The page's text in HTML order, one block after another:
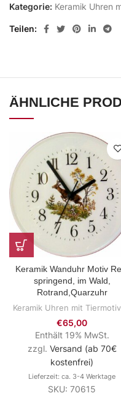
Kategorie: Keramik Uhren
Teilen
ÄHNLICHE
Keramik Wanduhr Motiv
springend, im Wald,
Rotrand,Quarzuhr
Keramik Uhren mit
€65,00
Enthält 19% MwSt.
zzgl. Versand (ab 70€
kostenfrei)
Lieferzeit: ca. 3-4 Werktage
SKU: 70615